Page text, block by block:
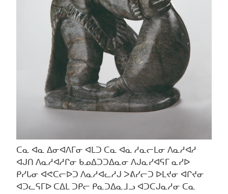
ᑕᓇ ᐊᓇ ᐃᓂᐊᐱᒥᓂ ᐊᒪᑐ ᑕᓇ ᐊᓇ ᓱᓇᓕᒪᓂ ᐱᓇᓱᐊᓱ
ᐊᒍᑎ ᐱᓇᓱᐊᓱᒋᓂ ᑲᓄᐃᑐᑐᐃᓇᓂ ᐱᒍᓇᓯᐊᕋᒥ ᓇᓯᐅ
ᑭᓯᒐᓂ ᐊᕙᑕᓕᐅᑐ ᐱᓇᓱᐊᓚᓱᒍ ᐳᕕᓯᓕᑐ ᐅᒪᔪᓂ ᐊᒋᔪᓂ
ᐊᑐᓚᕋᒥᐅ ᑕᐃᒪ ᑐᑭᓕ ᑭᓇᑐᐃᓇᒧᓗ ᐊᑐᑕᒍᓇᓱᓂ ᑕᓇ